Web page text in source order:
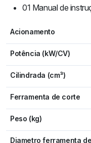
01 Manual de
Acionamento
Potência (kW/CV)
Cilindrada (cm³)
Ferramenta de corte
Peso (kg)
Diametro ferramenta